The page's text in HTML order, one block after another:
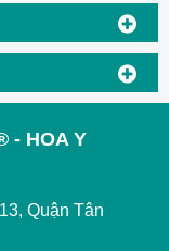
- HOA Y
Quận Tân